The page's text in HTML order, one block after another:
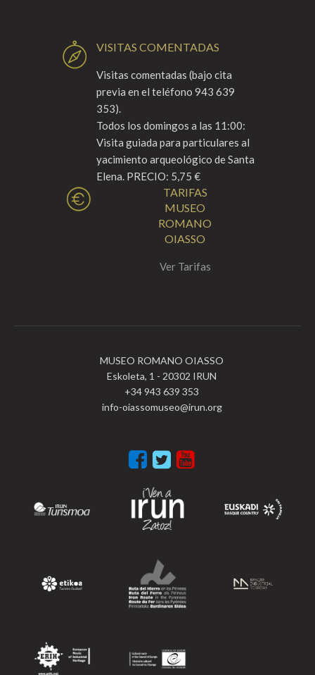
VISITAS COMENTADAS
Visitas comentadas (bajo cita
previa en el teléfono 943 639
353).
Todos los domingos a las 11:00:
Visita guiada para particulares al
yacimiento arqueológico de Santa
Elena. PRECIO: 5,75 €
TARIFAS
MUSEO
ROMANO
OIASSO
Ver Tarifas
MUSEO ROMANO OIASSO
Eskoleta, 1 - 20302 IRUN
+34 943 639 353
info-oiassomuseo@irun.org